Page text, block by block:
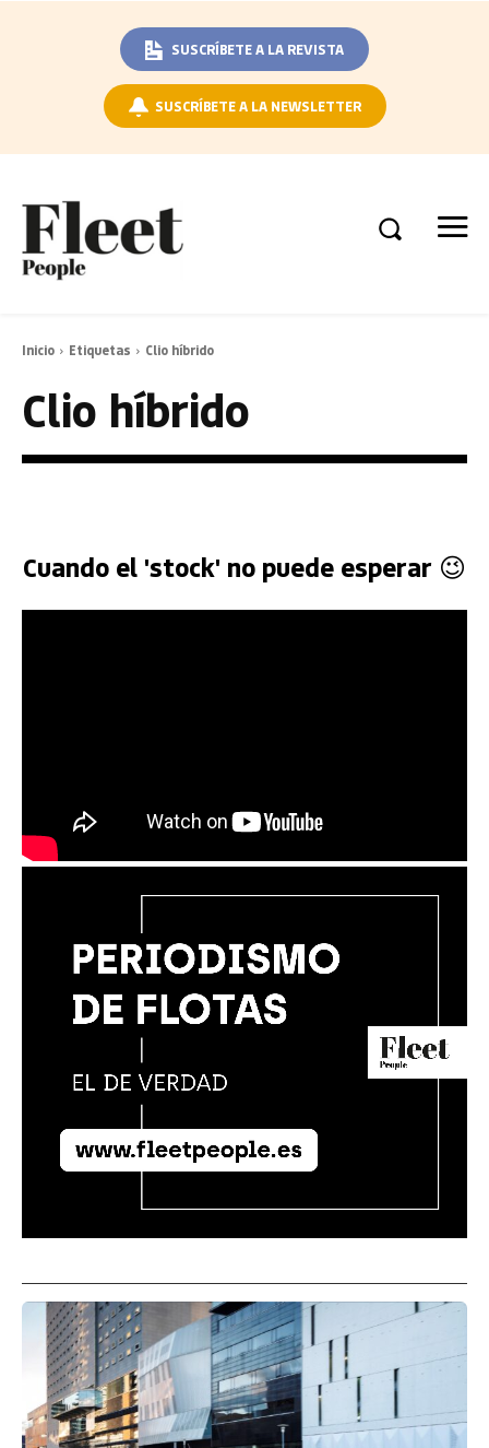
SUSCRÍBETE A LA REVISTA
SUSCRÍBETE A LA NEWSLETTER
Inicio Etiquetas Clio híbrido
Clio híbrido
Cuando el 'stock' no puede esperar 😉